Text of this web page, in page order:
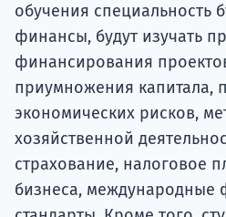
обучения специальность
финансы, будут изучать
финансирования
приумножения капитала,
экономических рисков,
хозяйственной
страхование, налоговое
бизнеса, международные